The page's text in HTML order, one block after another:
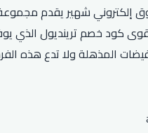
إلكتروني شهير يقدم مجموعة
المذهلة ولا تدع هذه